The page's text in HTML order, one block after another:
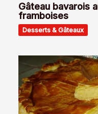
Gâteau bavarois
framboises
Desserts & Gâteaux